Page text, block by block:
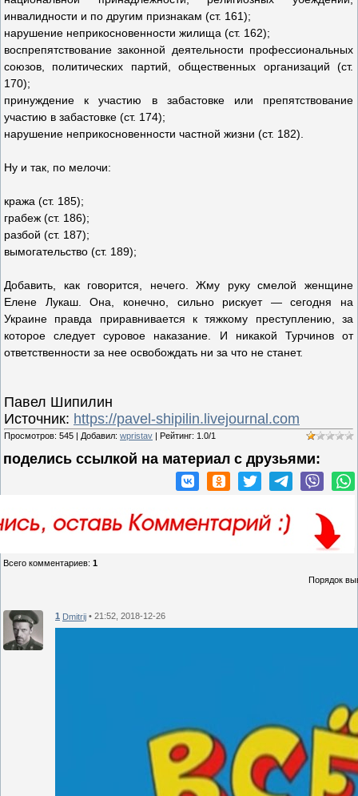
инвалидности и по другим признакам (ст. 161);
нарушение неприкосновенности жилища (ст. 162);
воспрепятствование законной деятельности профессиональных
союзов, политических партий, общественных организаций (ст.
170);
принуждение к участию в забастовке или препятствование
участию в забастовке (ст. 174);
нарушение неприкосновенности частной жизни (ст. 182).
Ну и так, по мелочи:
кража (ст. 185);
грабеж (ст. 186);
разбой (ст. 187);
вымогательство (ст. 189);
Добавить, как говорится, нечего. Жму руку смелой женщине
Елене Лукаш. Она, конечно, сильно рискует — сегодня на
Украине правда приравнивается к тяжкому преступлению, за
которое следует суровое наказание. И никакой Турчинов от
ответственности за нее освобождать ни за что не станет.
Павел Шипилин
Источник: https://pavel-shipilin.livejournal.com
Просмотров: 545 | Добавил: wpristav | Рейтинг: 1.0/1
поделись ссылкой на материал c друзьями:
Всего комментариев: 1
Порядок
1 Dmitrij • 21:52, 2018-12-26